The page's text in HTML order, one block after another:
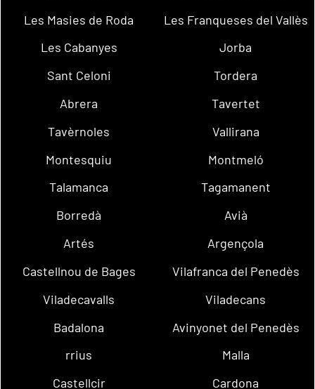
Les Masies de Roda
Les Franqueses del Vallès
Les Cabanyes
Jorba
Sant Celoni
Tordera
Abrera
Tavertet
Tavèrnoles
Vallirana
Montesquiu
Montmeló
Talamanca
Tagamanent
Borredà
Avià
Artés
Argençola
Castellnou de Bages
Vilafranca del Penedès
Viladecavalls
Viladecans
Badalona
Avinyonet del Penedès
rrius
Malla
Castellcir
Cardona